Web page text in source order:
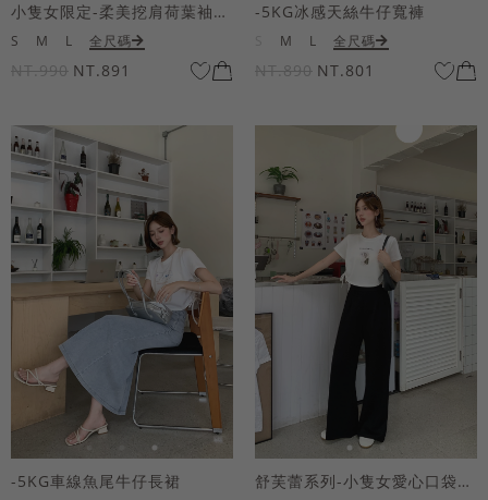
小隻女限定-柔美挖肩荷葉袖魚尾長洋裝
S M L 全尺碼
NT.990 NT.891
-5KG冰感天絲牛仔寬褲
M L 全尺碼
NT.890 NT.801
-5KG車線魚尾牛仔長裙 舒芙蕾系列-小隻女愛心口袋寬褲